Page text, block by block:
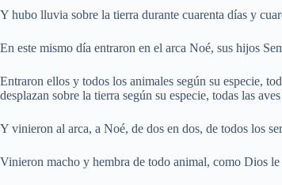
Y hubo lluvia sobre la tierra durante cuarenta días y
En este mismo día entraron en el arca Noé, sus hijos
Entraron ellos y todos los animales según su especie,
desplazan sobre la tierra según su especie, todas las
Y vinieron al arca, a Noé, de dos en dos, de todos los
Vinieron macho y hembra de todo animal, como Dios